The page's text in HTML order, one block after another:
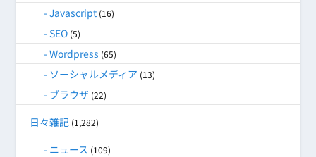
Javascript (16)
SEO (5)
Wordpress (65)
ソーシャルメディア (13)
ブラウザ (22)
日々雑記 (1,282)
ニュース (109)